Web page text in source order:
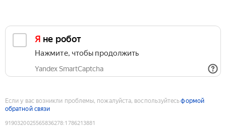
Я не робот
Нажмите, чтобы продолжить
Yandex SmartCaptcha
Если у вас возникли проблемы, пожалуйста, воспользуйтесьформой
обратной связи
9190320025565836278:1786213881